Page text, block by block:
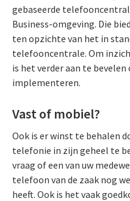
gebaseerde
Business-omgeving. Die
ten opzichte van het in
telefooncentrale. Om
is het verder aan te
implementeren.
Vast of mobiel?
Ook is er winst te behalen
telefonie in zijn geheel te
vraag of een van uw
telefoon van de zaak nog
heeft. Ook is het vaak